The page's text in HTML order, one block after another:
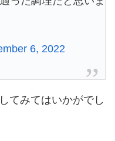
6, 2022
てみてはいかがでし